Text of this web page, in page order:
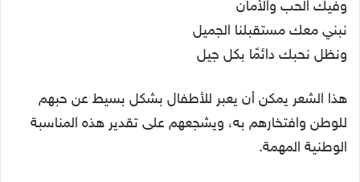
وفيك الحب والأمان
نبني معك مستقبلنا الجميل
ونظل نحبك دائمًا بكل جيل
هذا الشعر يمكن أن يعبر للأطفال بشكل بسيط عن حبهم
للوطن وافتخارهم به، ويشجعهم على تقدير هذه المناسبة
الوطنية المهمة.